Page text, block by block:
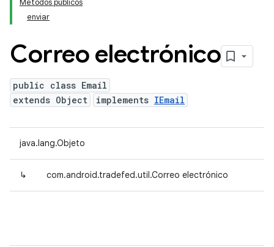
Métodos públicos
enviar
Correo electrónico
public class Email
extends Object
implements IEmail
java.lang.Objeto
↳ com.android.tradefed.util.Correo electrónico